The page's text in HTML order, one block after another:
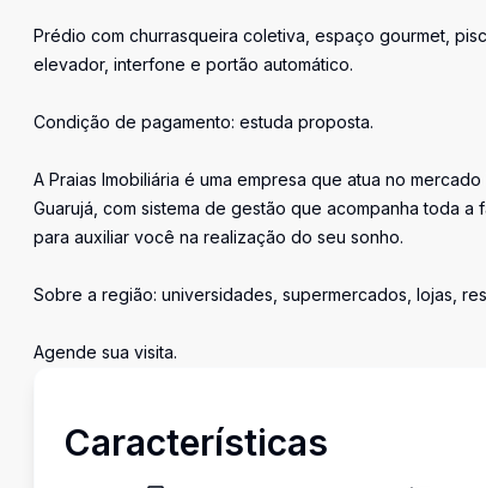
Prédio com churrasqueira coletiva, espaço gourmet,
elevador, interfone e portão automático.
Condição de pagamento: estuda proposta.
A Praias Imobiliária é uma empresa que atua no
Guarujá, com sistema de gestão que acompanha toda
para auxiliar você na realização do seu sonho.
Sobre a região: universidades, supermercados, lojas,
Agende sua visita.
Características